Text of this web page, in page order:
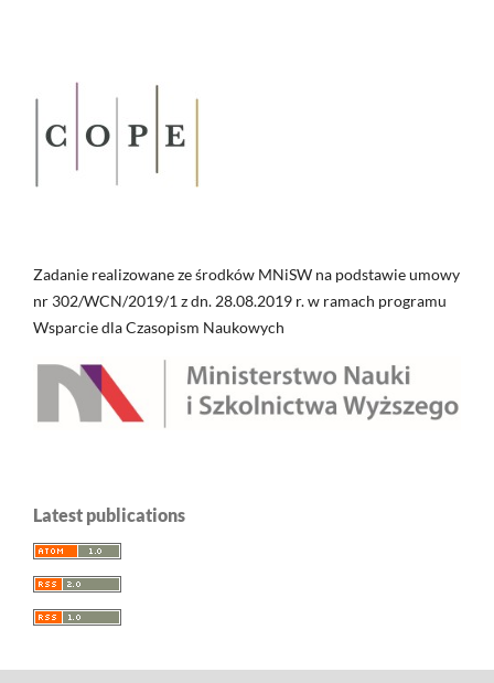
Zadanie realizowane ze środków MNiSW na podstawie umowy
nr 302/WCN/2019/1 z dn. 28.08.2019 r. w ramach programu
Wsparcie dla Czasopism Naukowych
Latest publications